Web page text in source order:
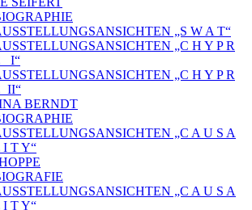
„S W A T“
„C H Y P R
I“
„C H Y P R
BERNDT
„C A U S A
I T Y“
„C A U S A
I T Y“